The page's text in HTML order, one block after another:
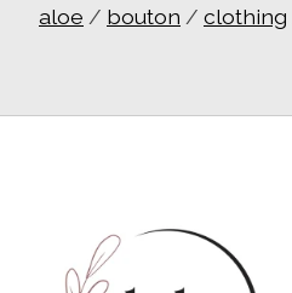
aloe / bouton / clothing